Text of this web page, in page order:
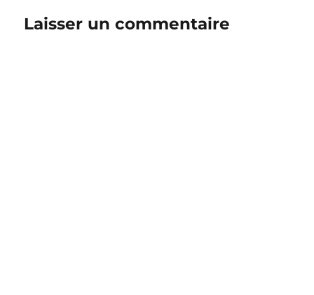
Laisser un commentaire